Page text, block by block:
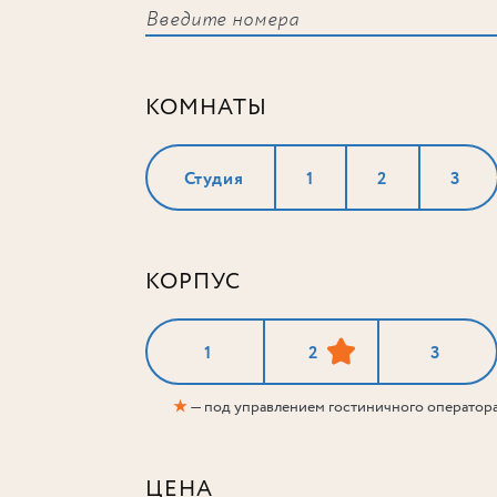
КОМНАТЫ
Студия 1 2 3
КОРПУС
1 2 3
★— под управлением гостиничного
ЦЕНА